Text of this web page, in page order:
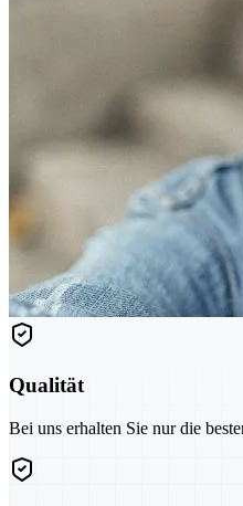
Qualität
Bei uns erhalten Sie nur die